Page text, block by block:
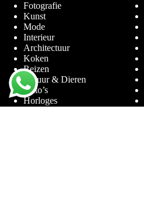
Fotografie
Kunst
Mode
Interieur
Architectuur
Koken
Reizen
Natuur & Dieren
Auto’s
Horloges